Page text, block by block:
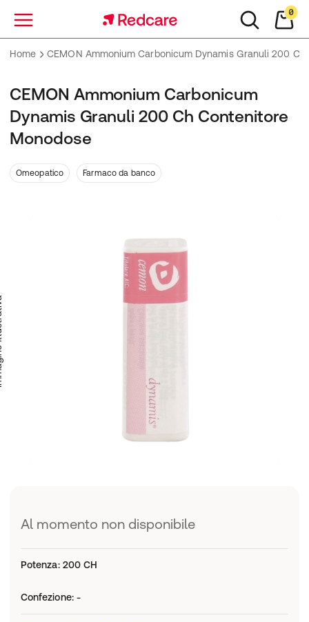
Menu
0
Home CEMON Ammonium Carbonicum Dynamis Granuli 200
CEMON Ammonium Carbonicum
Dynamis Granuli 200 Ch Contenitore
Monodose
Omeopatico Farmaco da banco
Al momento non disponibile
Potenza: 200 CH
Confezione: -